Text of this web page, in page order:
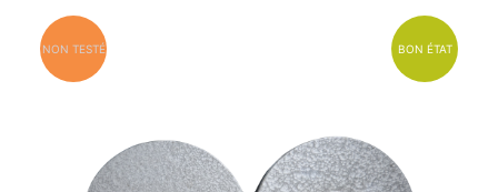
NON TESTÉ BON ÉTAT